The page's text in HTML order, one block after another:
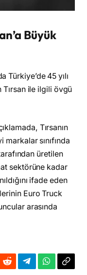
Büyük
Türkiye’de 45 yılı
Tırsan ile ilgili övgü
Tırsanın
markalar sınıfında
üretilen
sektörüne kadar
ifade eden
Euro Truck
arasında
RedditTelegramWhatsApp